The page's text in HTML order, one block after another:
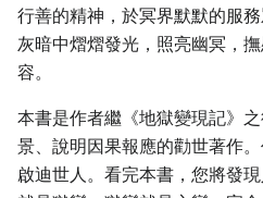
行善的精神，於冥界默默的服
灰暗中熠熠發光，照亮幽冥，
容。
本書是作者繼《地獄變現記》
景、說明因果報應的勸世著作
啟迪世人。看完本書，您將發